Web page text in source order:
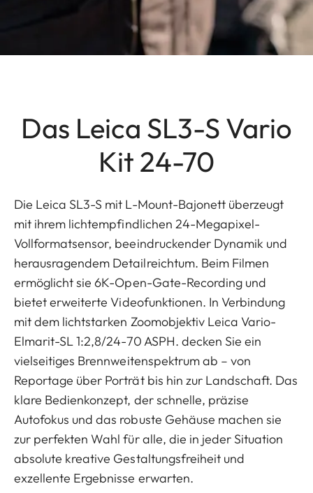
Das Leica SL3-S Vario
Kit 24-70
Die Leica SL3-S mit L-Mount-Bajonett überzeugt
mit ihrem lichtempfindlichen 24-Megapixel-
Vollformatsensor, beeindruckender Dynamik und
herausragendem Detailreichtum. Beim Filmen
ermöglicht sie 6K-Open-Gate-Recording und
bietet erweiterte Videofunktionen. In Verbindung
mit dem lichtstarken Zoomobjektiv Leica Vario-
Elmarit-SL 1:2,8/24-70 ASPH. decken Sie ein
vielseitiges Brennweitenspektrum ab – von
Reportage über Porträt bis hin zur Landschaft. Das
klare Bedienkonzept, der schnelle, präzise
Autofokus und das robuste Gehäuse machen sie
zur perfekten Wahl für alle, die in jeder Situation
absolute kreative Gestaltungsfreiheit und
exzellente Ergebnisse erwarten.